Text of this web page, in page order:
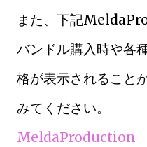
また、下記
バンドル購入時や各
格が表示されること
みてください。
MeldaProduction